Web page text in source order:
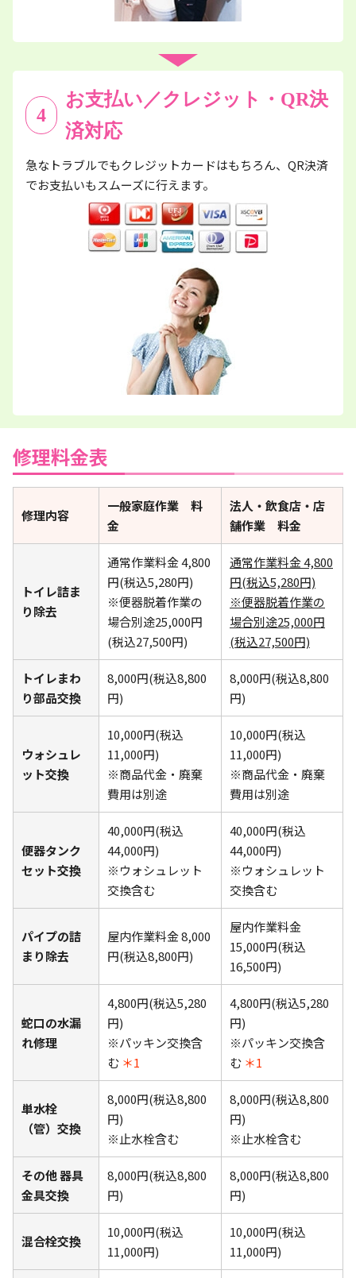
4
お支払い／クレジット・QR決
済対応
急なトラブルでもクレジットカードはもちろん、QR決済
でお支払いもスムーズに行えます。
修理料金表
修理内容
一般家庭作業 料
金
法人・飲食店・店
舗作業 料金
トイレ詰ま
り除去
通常作業料金 4,800
円(税込5,280円)
※便器脱着作業の
場合別途25,000円
(税込27,500円)
通常作業料金 4,800
円(税込5,280円)
※便器脱着作業の
場合別途25,000円
(税込27,500円)
トイレまわ
り部品交換
8,000円(税込8,800
円)
8,000円(税込8,800
円)
ウォシュレ
ット交換
10,000円(税込
11,000円)
※商品代金・廃棄
費用は別途
10,000円(税込
11,000円)
※商品代金・廃棄
費用は別途
便器タンク
セット交換
40,000円(税込
44,000円)
※ウォシュレット
交換含む
40,000円(税込
44,000円)
※ウォシュレット
交換含む
パイプの詰
まり除去
屋内作業料金 8,000
円(税込8,800円)
屋内作業料金
15,000円(税込
16,500円)
蛇口の水漏
れ修理
4,800円(税込5,280
円)
※パッキン交換含
む ＊1
4,800円(税込5,280
円)
※パッキン交換含
む ＊1
単水栓
（管）交換
8,000円(税込8,800
円)
※止水栓含む
8,000円(税込8,800
円)
※止水栓含む
その他 器具
金具交換
8,000円(税込8,800
円)
8,000円(税込8,800
円)
混合栓交換
10,000円(税込
11,000円)
10,000円(税込
11,000円)